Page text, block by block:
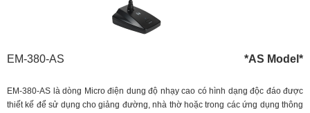
EM-380-AS *AS Model*
EM-380-AS là dòng Micro điện dung độ nhạy cao có hình dạng độc đáo được
thiết kế để sử dụng cho giảng đường, nhà thờ hoặc trong các ứng dụng thông